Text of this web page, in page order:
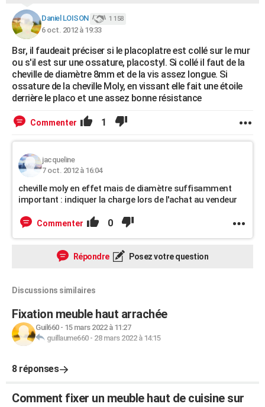
COPAINS D'AVANT
S'inscrire
Se connecter
Lycées
Collèges
Primaires
Universités
Entreprises
Service militaire
Avis de recherche
AVIS DE DÉCÈS
FORUM
Bricolage
Lifestyle
Culture
Sport
Auto
Television
Voyage
Cinema
Daniel LOISON 1 158
6 oct. 2012 à 19:33
Bsr, il faudeait préciser si le placoplatre est collé sur le mur
ou s'il est sur une ossature, placostyl. Si collé il faut de la
cheville de diamètre 8mm et de la vis assez longue. Si
ossature de la cheville Moly, en vissant elle fait une étoile
derrière le placo et une assez bonne résistance
Commenter 1
jacqueline
7 oct. 2012 à 16:04
cheville moly en effet mais de diamètre suffisamment
important : indiquer la charge lors de l'achat au vendeur
Commenter 0
Répondre Posez votre question
Discussions similaires
Fixation meuble haut arrachée
Guil660- 15 mars 2022 à 11:27
guillaume660- 28 mars 2022 à 14:15
8 réponses
Comment fixer un meuble haut de cuisine sur